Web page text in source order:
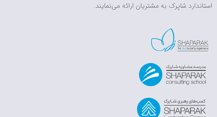
استاندارد شاپرک به مشتریان ارائه می‌نمایند.